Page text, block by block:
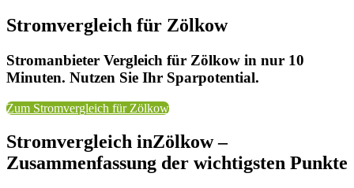
Stromvergleich für Zölkow
Stromanbieter Vergleich für Zölkow in nur 10
Minuten. Nutzen Sie Ihr Sparpotential.
Zum Stromvergleich für Zölkow
Stromvergleich inZölkow –
Zusammenfassung der wichtigsten Punkte